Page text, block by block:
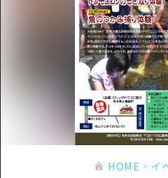
おすすめ
アート
イベント・祭
グルメ・酒
サイクリング
ショッピング
モデルコー
Dive!
広島もしも
あたらしい
広島市周辺
安芸
スポット・体験
スポット・体
広島市周辺
安芸
備後
イベント
旬情報
お役立ち情報
HOME イ